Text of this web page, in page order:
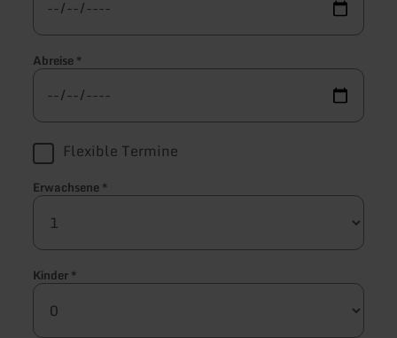
Abreise*
Flexible Termine
Erwachsene*
Kinder*